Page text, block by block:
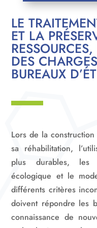
LE
ET LA
DES
BUREAUX
Lors de la
sa réhabilitation,
plus durables, les
écologique et le
différents critères
doivent répondre les
connaissance de